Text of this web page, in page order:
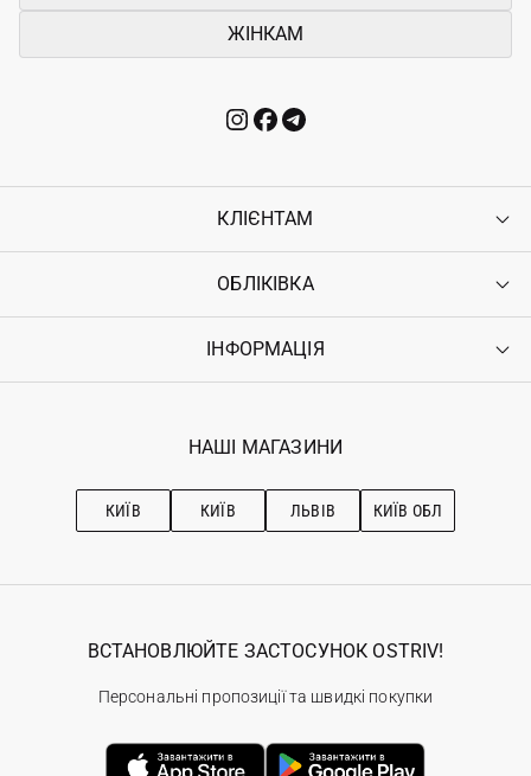
ЖІНКАМ
КЛІЄНТАМ
Контакти
Повернення
Гарантія
ОБЛІКІВКА
Увійти
Ostriv Club+
ІНФОРМАЦІЯ
Наші магазини
Рекомендації з догляду
НАШІ МАГАЗИНИ
КИЇВ КИЇВ ЛЬВІВ КИЇВ ОБЛ
ВСТАНОВЛЮЙТЕ ЗАСТОСУНОК OSTRIV!
Персональні пропозиції та швидкі покупки